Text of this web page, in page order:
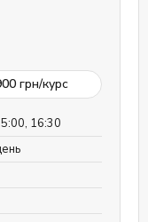
грн/курс
16:30